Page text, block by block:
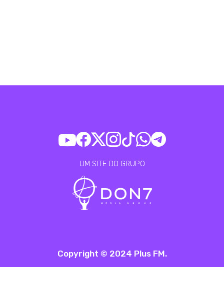
UM SITE DO GRUPO
Copyright © 2024 Plus FM.